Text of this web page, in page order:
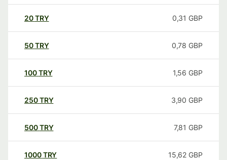
20TRY 0,31 GBP
50TRY 0,78 GBP
100TRY 1,56 GBP
250TRY 3,90 GBP
500TRY 7,81 GBP
1000TRY 15,62 GBP